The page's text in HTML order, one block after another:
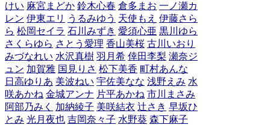
けい 麻宮まどか 鈴木心春 倉多まお 一ノ瀬カ
レン 伊東エリ うるみゆう 天使もえ 伊藤さら
ら 松岡セイラ 石川みずき 愛須心亜 黒川ゆら
さくらゆら さとう愛理 香山美桜 古川いおり
みづなれい 水沢真樹 羽月希 倖田李梨 瀬奈ジ
ュン 加賀雅 国見りさ 松下美香 町村あんな
日高ゆりあ 美波ねい 宇佐美なな 浅野えみ 水
咲あかね 金城アンナ 片平あかね 市川まさみ
阿部乃みく
加納綾子 美咲結衣 辻さき 早坂ひ
とみ 光月夜也 吉岡奈々子 水野葵 森下麻子